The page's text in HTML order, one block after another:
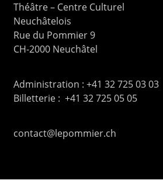
Théâtre – Centre Culturel
Neuchâtelois
Rue du Pommier 9
CH-2000 Neuchâtel
Administration : +41 32 725 03 03
Billetterie : +41 32 725 05 05
contact@lepommier.ch